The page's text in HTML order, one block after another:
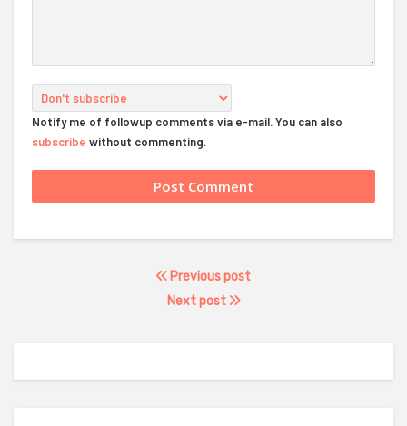
Notify me of followup comments via e-mail. You can also
subscribe without commenting.
Previous post
Next post